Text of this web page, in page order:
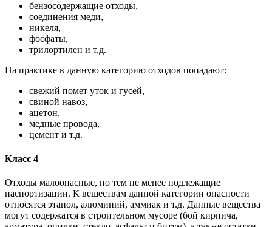
бензосодержащие отходы,
соединения меди,
никеля,
фосфаты,
трилортилен и т.д.
На практике в данную категорию отходов попадают:
свежий помет уток и гусей,
свиной навоз,
ацетон,
медные провода,
цемент и т.д.
Класс 4
Отходы малоопасные, но тем не менее подлежащие
паспортизации. К веществам данной категории опасности
относятся этанол, алюминий, аммиак и т.д. Данные вещества
могут содержатся в строительном мусоре (бой кирпича,